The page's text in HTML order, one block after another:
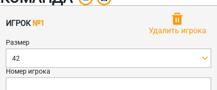
ИГРОК №1
Удалить игрока
Размер
42
Номер игрока